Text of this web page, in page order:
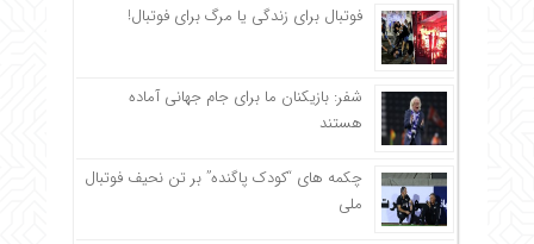
فوتبال برای زندگی یا مرگ برای فوتبال!
شفر: بازیکنان ما برای جام جهانی آماده
هستند
چکمه های “کودک پاگنده” بر تن نحیف فوتبال
ملی